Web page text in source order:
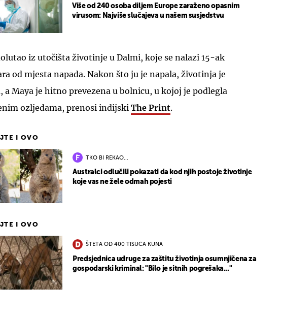
Više od 240 osoba diljem Europe zaraženo opasnim
virusom: Najviše slučajeva u našem susjedstvu
iz utočišta životinje u Dalmi, koje se nalazi 15-ak
od mjesta napada. Nakon što ju je napala, životinja je
a Maya je hitno prevezena u bolnicu, u kojoj je podlegla
ozljedama, prenosi indijski The Print.
I OVO
TKO BI REKAO...
Australci odlučili pokazati da kod njih postoje životinje
koje vas ne žele odmah pojesti
I OVO
ŠTETA OD 400 TISUĆA KUNA
Predsjednica udruge za zaštitu životinja osumnjičena za
gospodarski kriminal: "Bilo je sitnih pogrešaka..."